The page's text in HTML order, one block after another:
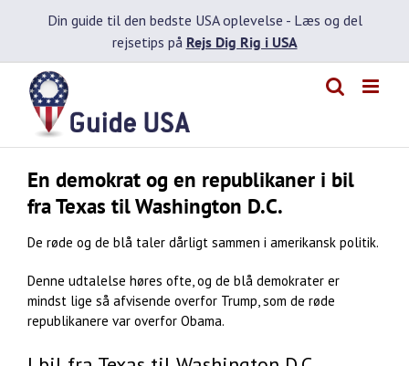
Din guide til den bedste USA oplevelse - Læs og del
rejsetips på Rejs Dig Rig i USA
En demokrat og en republikaner i bil
fra Texas til Washington D.C.
De røde og de blå taler dårligt sammen i amerikansk politik.
Denne udtalelse høres ofte, og de blå demokrater er
mindst lige så afvisende overfor Trump, som de røde
republikanere var overfor Obama.